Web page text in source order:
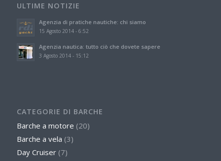
ULTIME NOTIZIE
Agenzia di pratiche nautiche: chi siamo
15 Agosto 2014 - 6:52
Agenzia nautica: tutto ciò che dovete sapere
3 Agosto 2014 - 15:12
CATEGORIE DI BARCHE
Barche a motore (20)
Barche a vela (3)
Day Cruiser(7)